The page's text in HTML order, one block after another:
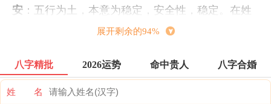
安 ：五行为土，本意为稳定，安全性，稳定。在姓
名中本义安宁、舒适安逸、安全、幸福快乐等含
（2）、许魏洲
1996年10月20太阳升起生在中国上海，中国大陆知
展开剩余的94%
八字精批 2026运势 命中贵人 八字合婚
姓 名